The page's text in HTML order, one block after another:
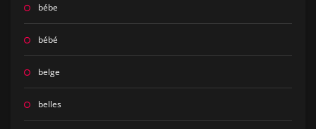
bébe
bébé
belge
belles